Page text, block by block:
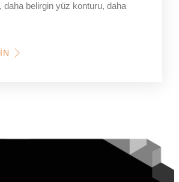
daha belirgin yüz konturu, daha